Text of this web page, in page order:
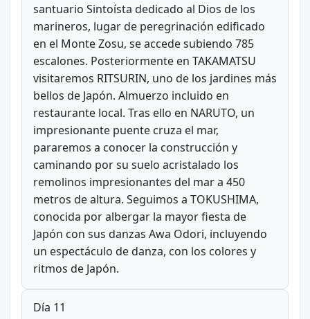
santuario Sintoísta dedicado al Dios de los
marineros, lugar de peregrinación edificado
en el Monte Zosu, se accede subiendo 785
escalones. Posteriormente en TAKAMATSU
visitaremos RITSURIN, uno de los jardines más
bellos de Japón. Almuerzo incluido en
restaurante local. Tras ello en NARUTO, un
impresionante puente cruza el mar,
pararemos a conocer la construcción y
caminando por su suelo acristalado los
remolinos impresionantes del mar a 450
metros de altura. Seguimos a TOKUSHIMA,
conocida por albergar la mayor fiesta de
Japón con sus danzas Awa Odori, incluyendo
un espectáculo de danza, con los colores y
ritmos de Japón.
Día 11